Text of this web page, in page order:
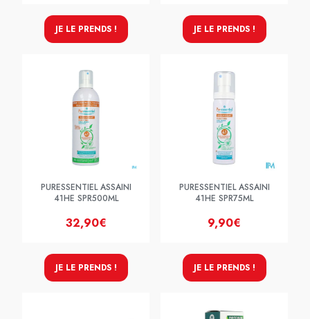
JE LE PRENDS ! JE LE PRENDS !
PURESSENTIEL ASSAINI
41HE SPR500ML
32,90€
JE LE PRENDS !
PURESSENTIEL ASSAINI
41HE SPR75ML
9,90€
JE LE PRENDS !